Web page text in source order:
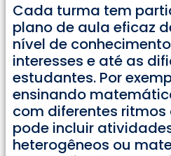
Cada turma tem
plano de aula eficaz
nível de
interesses e até as
estudantes. Por
ensinando
com diferentes
pode incluir
heterogêneos ou